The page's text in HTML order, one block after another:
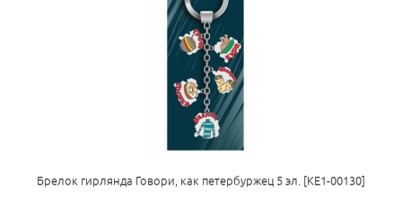
Брелок гирлянда Говори, как петербуржец 5 эл. [КЕ1-00130]